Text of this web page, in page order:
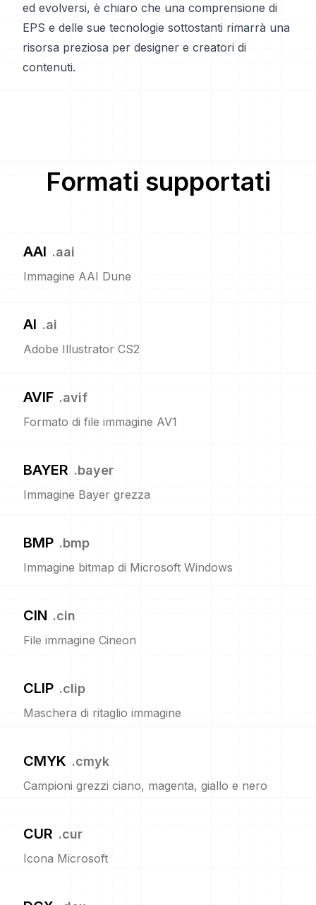
ed evolversi, è chiaro che una comprensione di
EPS e delle sue tecnologie sottostanti rimarrà una
risorsa preziosa per designer e creatori di
contenuti.
Formati supportati
AAI .aai
Immagine AAI Dune
AI .ai
Adobe Illustrator CS2
AVIF .avif
Formato di file immagine AV1
BAYER .bayer
Immagine Bayer grezza
BMP .bmp
Immagine bitmap di Microsoft Windows
CIN .cin
File immagine Cineon
CLIP .clip
Maschera di ritaglio immagine
CMYK .cmyk
Campioni grezzi ciano, magenta, giallo e nero
CUR .cur
Icona Microsoft